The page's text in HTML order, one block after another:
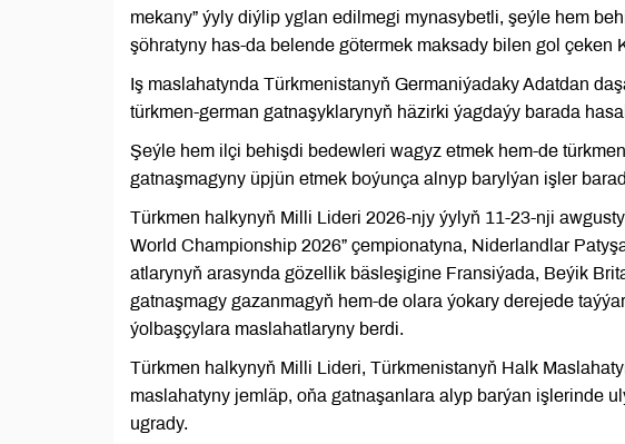
mekany” ýyly diýlip yglan edilmegi mynasybetli, şeýle hem
şöhratyny has-da belende götermek maksady bilen gol çeken
Iş maslahatynda Türkmenistanyň Germaniýadaky Adatdan
türkmen-german gatnaşyklarynyň häzirki ýagdaýy barada
Şeýle hem ilçi behişdi bedewleri wagyz etmek hem-de
gatnaşmagyny üpjün etmek boýunça alnyp barylýan işler
Türkmen halkynyň Milli Lideri 2026-njy ýylyň 11-23-nji
World Championship 2026” çempionatyna, Niderlandlar
atlarynyň arasynda gözellik bäsleşigine Fransiýada, Beýik
gatnaşmagy gazanmagyň hem-de olara ýokary derejede
ýolbaşçylara maslahatlaryny berdi.
Türkmen halkynyň Milli Lideri, Türkmenistanyň Halk
maslahatyny jemläp, oňa gatnaşanlara alyp barýan işlerinde
ugrady.